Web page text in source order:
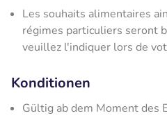
Les souhaits alimentaires
régimes particuliers seront
veuillez l'indiquer lors de
Konditionen
Gültig ab dem Moment des